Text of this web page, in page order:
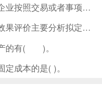
我国《企业会计准则》规定，企业按照交易或者事项的经济特征确定
对于非经营性技术方案，经济效果评价主要分析拟定方案的( )。
产的有( )。
成本的是( )。